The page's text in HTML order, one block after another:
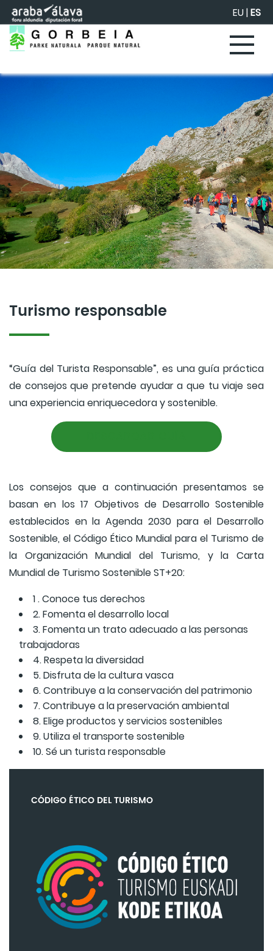
Saltar al contenido principal EU|ES
Turismo responsable
“Guía del Turista Responsable”, es una guía práctica
de consejos que pretende ayudar a que tu viaje sea
una experiencia enriquecedora y sostenible.
Los consejos que a continuación presentamos se
basan en los 17 Objetivos de Desarrollo Sostenible
establecidos en la Agenda 2030 para el Desarrollo
Sostenible, el Código Ético Mundial para el Turismo de
la Organización Mundial del Turismo, y la Carta
Mundial de Turismo Sostenible ST+20:
1 . Conoce tus derechos
2. Fomenta el desarrollo local
3. Fomenta un trato adecuado a las personas
trabajadoras
4. Respeta la diversidad
5. Disfruta de la cultura vasca
6. Contribuye a la conservación del patrimonio
7. Contribuye a la preservación ambiental
8. Elige productos y servicios sostenibles
9. Utiliza el transporte sostenible
10. Sé un turista responsable
CÓDIGO ÉTICO DEL TURISMO